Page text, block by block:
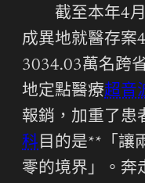
截至本年4月
成異地就醫存案
3034.03萬名跨
地定點醫療超音
報銷，加重了患
科 目的是**「讓
零的境界」。奔